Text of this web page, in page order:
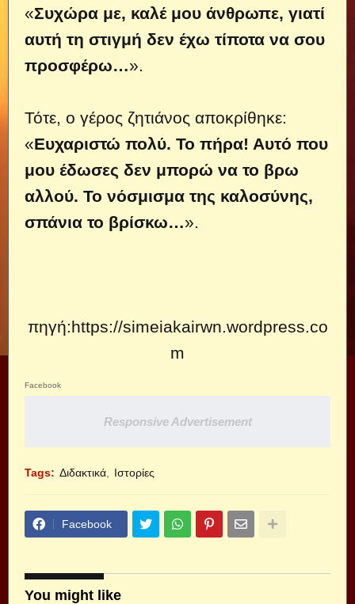
«Συχώρα με, καλέ μου άνθρωπε, γιατί
αυτή τη στιγμή δεν έχω τίποτα να σου
προσφέρω…».
Τότε, ο γέρος ζητιάνος αποκρίθηκε:
«Ευχαριστώ πολύ. Το πήρα! Αυτό που
μου έδωσες δεν μπορώ να το βρω
αλλού. Το νόσμισμα της καλοσύνης,
σπάνια το βρίσκω…».
πηγή:https://simeiakairwn.wordpress.co
m
Facebook
Responsive Advertisement
Tags: Διδακτικά Ιστορίες
Facebook
You might like